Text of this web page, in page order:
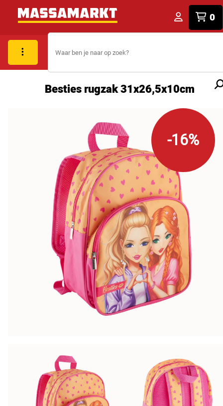
0
Besties rugzak 31x26,5x10cm
-16%